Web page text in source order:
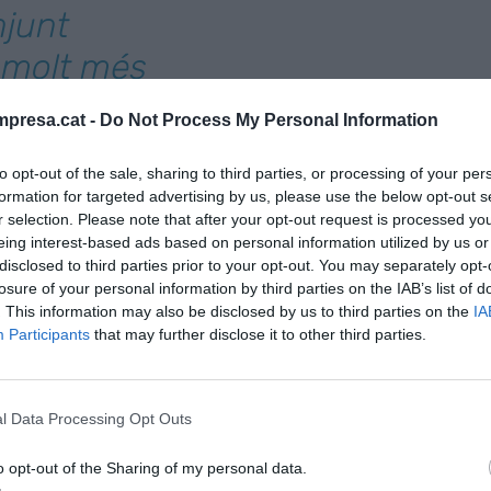
- Do Not Process My Personal Information
opt-out of the sale, sharing to third parties, or processing of your
for targeted advertising by us, please use the below opt-out
selection. Please note that after your opt-out request is processed
interest-based ads based on personal information utilized by us
to third parties prior to your opt-out. You may separately
of your personal information by third parties on the IAB’s list of
This information may also be disclosed by us to third parties on the
Participants that may further disclose it to other third parties.
Data Processing Opt Outs
opt-out of the Sharing of my personal data.
més
d'estiu, forma part d'un conjunt d'empreses
Centres Especials de Treball sense afany de
de fundacions, cooperatives o associacions
feina a persones amb discapacitat amb
intel·lectual i malaltia mental. Ser
és la qüestió, les dues cares de la mateixa
. Si tirar endavant una empresa "normal"
fer-ho en una empresa que a més té com a
a persones vulnerables. Això no
ocupació de forma sostinguda, l'empresa
econòmics positius.